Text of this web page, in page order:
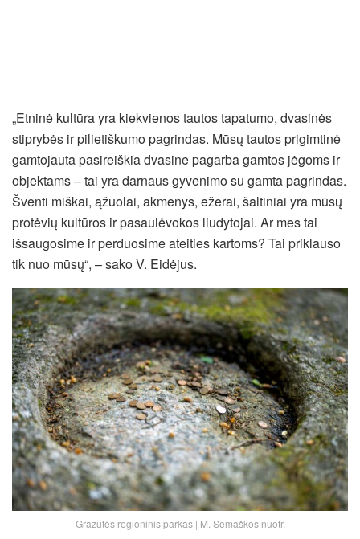
„Etninė kultūra yra kiekvienos tautos tapatumo, dvasinės
stiprybės ir pilietiškumo pagrindas. Mūsų tautos prigimtinė
gamtojauta pasireiškia dvasine pagarba gamtos jėgoms ir
objektams – tai yra darnaus gyvenimo su gamta pagrindas.
Šventi miškai, ąžuolai, akmenys, ežerai, šaltiniai yra mūsų
protėvių kultūros ir pasaulėvokos liudytojai. Ar mes tai
išsaugosime ir perduosime ateities kartoms? Tai priklauso
tik nuo mūsų“, – sako V. Eidėjus.
Gražutės regioninis parkas | M. Semaškos nuotr.